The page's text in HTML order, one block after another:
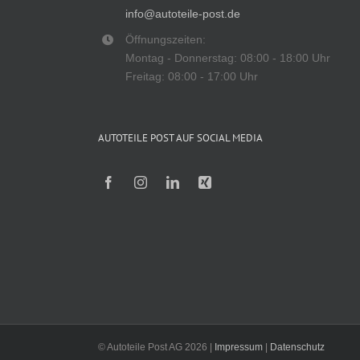
info@autoteile-post.de
Öffnungszeiten:
Montag - Donnerstag: 08:00 - 18:00 Uhr
Freitag: 08:00 - 17:00 Uhr
AUTOTEILE POST AUF SOCIAL MEDIA
© Autoteile Post AG 2026 | Impressum Datenschutz